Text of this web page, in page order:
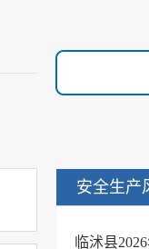
安全生产
临沭县